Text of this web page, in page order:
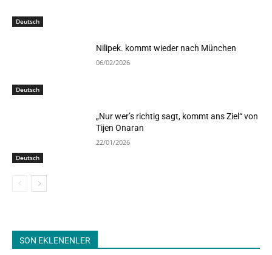
Deutsch
Deutsch
Nilipek. kommt wieder nach München
06/02/2026
Deutsch
„Nur wer’s richtig sagt, kommt ans Ziel“ von
Tijen Onaran
22/01/2026
SON EKLENENLER